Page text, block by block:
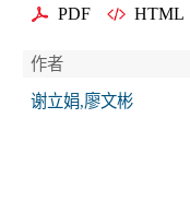
PDF HTML
作者
谢立娟,廖文彬